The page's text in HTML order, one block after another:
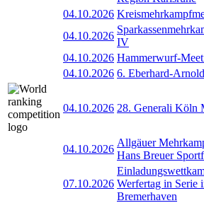
04.10.2026
04.10.2026
IV
04.10.2026 Hammerwurf-
04.10.2026 6. Eberhard-
04.10.2026 28. Generali Köln
04.10.2026
Allgäuer
Hans Breuer
07.10.2026 Werfertag in Serie
Bremerhaven